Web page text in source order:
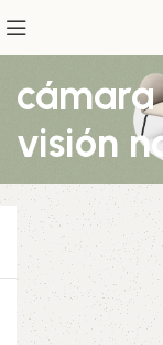
visión